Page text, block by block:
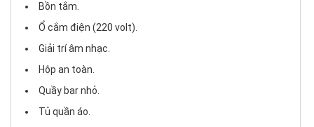
Bồn tắm.
Ổ cắm điện (220 volt).
Giải trí âm nhạc.
Hộp an toàn.
Quầy bar nhỏ.
Tủ quần áo.